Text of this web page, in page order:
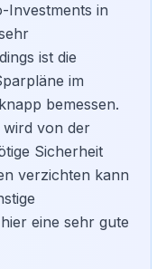
Investments in
ist die
im
bemessen.
von der
Sicherheit
verzichten kann
eine sehr gute